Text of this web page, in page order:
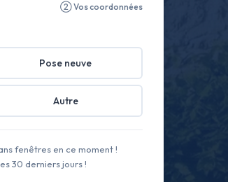
② Vos coordonnées
Pose neuve
Autre
fenêtres en ce moment !
30 derniers jours !